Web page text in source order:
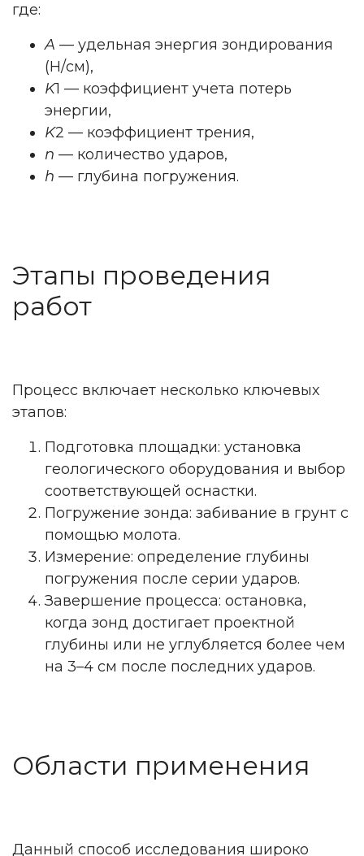
где:
A — удельная энергия зондирования
(Н/см),
K1 — коэффициент учета потерь
энергии,
K2 — коэффициент трения,
n — количество ударов,
h — глубина погружения.
Этапы проведения
работ
Процесс включает несколько ключевых
этапов:
Подготовка площадки: установка
геологического оборудования и выбор
соответствующей оснастки.
Погружение зонда: забивание в грунт с
помощью молота.
Измерение: определение глубины
погружения после серии ударов.
Завершение процесса: остановка,
когда зонд достигает проектной
глубины или не углубляется более чем
на 3–4 см после последних ударов.
Области применения
Данный способ исследования широко